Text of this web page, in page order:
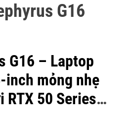
G16
G16 – Laptop
inch mỏng nhẹ
RTX 50 Series
tại Việt Nam